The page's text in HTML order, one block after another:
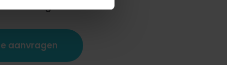
brengen.
aanvragen